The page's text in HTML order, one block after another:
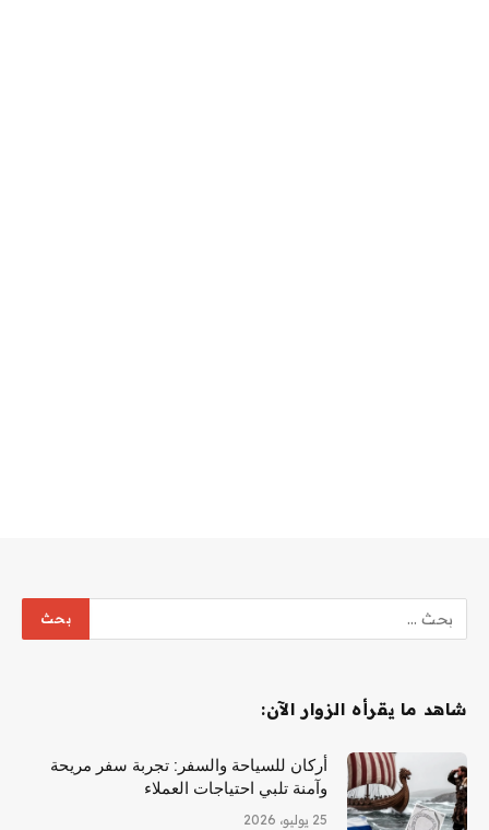
شاهد ما يقرأه الزوار الآن:
أركان للسياحة والسفر: تجربة سفر مريحة
وآمنة تلبي احتياجات العملاء
25 يوليو، 2026